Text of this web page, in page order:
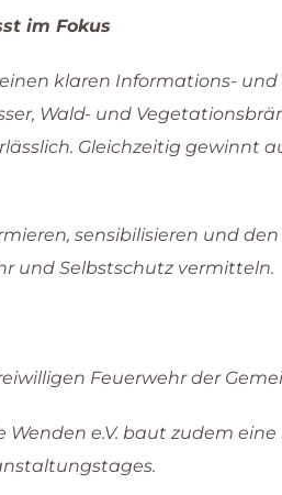
im Fokus
klaren Informations-
Wald- und
Gleichzeitig gewinnt
sensibilisieren und
und Selbstschutz vermitteln.
Feuerwehr der
e.V. baut zudem